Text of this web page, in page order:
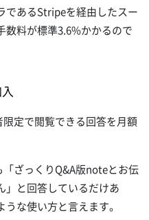
であるStripeを経由したスー
数料が標準3.6%かかるので
定で閲覧できる回答を月額
ざっくりQ&A版noteとお伝
」と回答しているだけあ
な使い方と言えます。